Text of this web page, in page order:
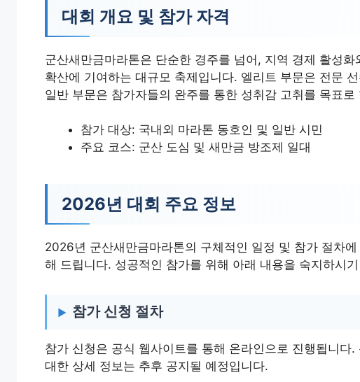
대회 개요 및 참가 자격
군산새만금마라톤은 단순한 경주를 넘어, 지역 경제 활성
확산에 기여하는 대규모 축제입니다. 엘리트 부문은 전문
일반 부문은 참가자들의 완주를 통한 성취감 고취를 목표로
참가 대상: 국내외 마라톤 동호인 및 일반 시민
주요 코스: 군산 도심 및 새만금 방조제 일대
2026년 대회 주요 정보
2026년 군산새만금마라톤의 구체적인 일정 및 참가 절차
해 드립니다. 성공적인 참가를 위해 아래 내용을 숙지하시
참가 신청 절차
참가 신청은 공식 웹사이트를 통해 온라인으로 진행됩니다.
대한 상세 정보는 추후 공지될 예정입니다.